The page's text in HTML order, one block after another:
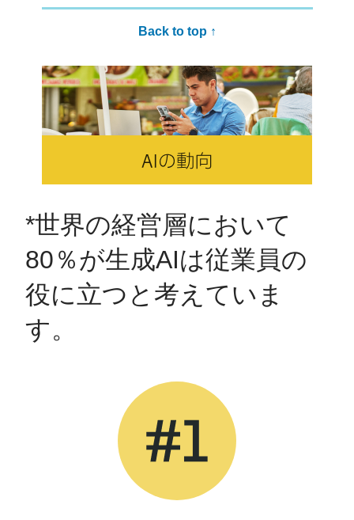
Back to top ↑
*世界の経営層において
80％が​生成AIは従業員の
役に立つと考えていま
す。